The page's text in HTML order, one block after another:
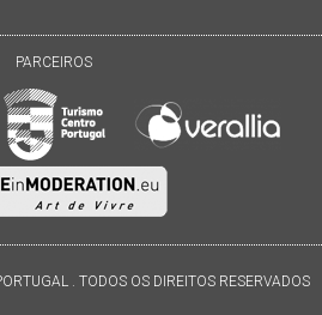
PARCEIROS
. TODOS OS DIREITOS RESERVADOS